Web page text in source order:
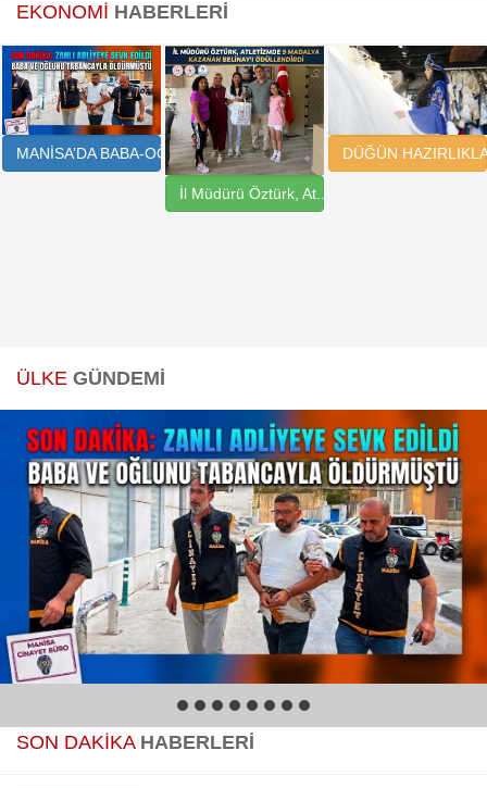
EKONOMİ HABERLERİ
MANİSA’DA BABA-OĞUL ..
İl Müdürü Öztürk, At..
DÜĞÜN
ÜLKE GÜNDEMİ
1 2 3 4 5 6 7 8
SON DAKİKA HABERLERİ